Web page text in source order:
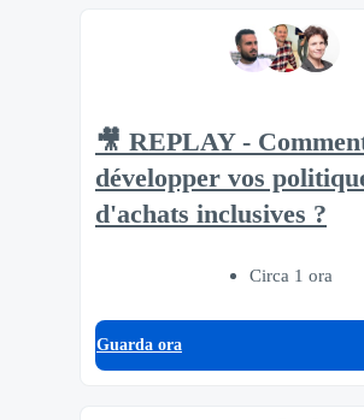
🎥 REPLAY -
développer vos
d'achats inclusives ?
Circa 1 ora
Guarda ora